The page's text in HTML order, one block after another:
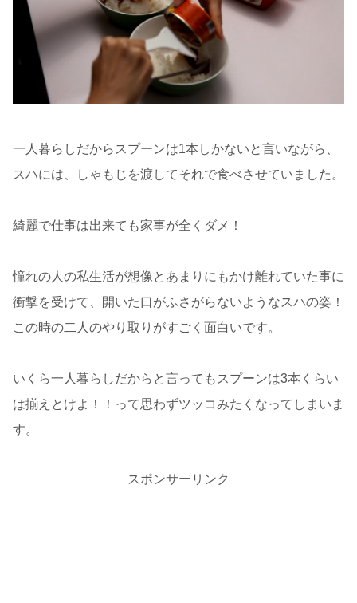
一人暮らしだからスプーンは1本しかないと言いながら、
スハには、しゃもじを渡してそれで食べさせていました。
綺麗で仕事は出来ても家事が全くダメ！
憧れの人の私生活が想像とあまりにもかけ離れていた事に
衝撃を受けて、開いた口がふさがらないようなスハの姿！
この時の二人のやり取りがすごく面白いです。
いくら一人暮らしだからと言ってもスプーンは3本くらい
は揃えとけよ！！って思わずツッコみたくなってしまいま
す。
スポンサーリンク